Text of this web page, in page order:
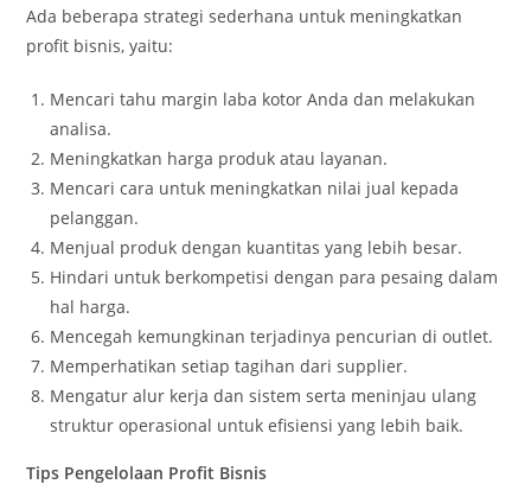
Ada beberapa strategi sederhana untuk meningkatkan
profit bisnis, yaitu:
Mencari tahu margin laba kotor Anda dan melakukan
analisa.
Meningkatkan harga produk atau layanan.
Mencari cara untuk meningkatkan nilai jual kepada
pelanggan.
Menjual produk dengan kuantitas yang lebih besar.
Hindari untuk berkompetisi dengan para pesaing dalam
hal harga.
Mencegah kemungkinan terjadinya pencurian di outlet.
Memperhatikan setiap tagihan dari supplier.
Mengatur alur kerja dan sistem serta meninjau ulang
struktur operasional untuk efisiensi yang lebih baik.
Tips Pengelolaan Profit Bisnis